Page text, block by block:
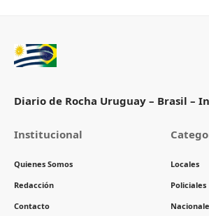
Diario de Rocha Uruguay – Brasil –
Institucional
Quienes Somos
Redacción
Contacto
Locales
Policiales